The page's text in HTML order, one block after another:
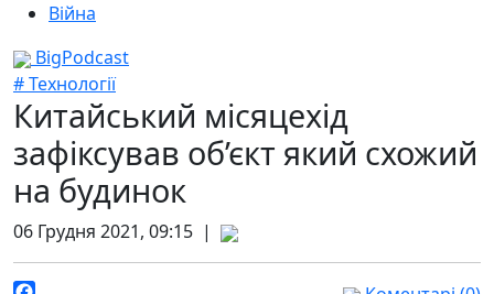
Війна
BigPodcast
# Технології
Китайський місяцехід
зафіксував об’єкт який схожий
на будинок
06 Грудня 2021, 09:15 |